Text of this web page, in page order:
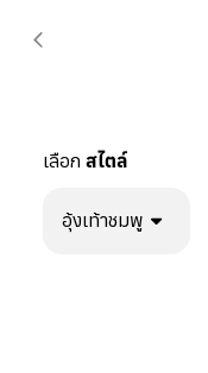
เลือก สไตล์
อุ้งเท้าชมพู